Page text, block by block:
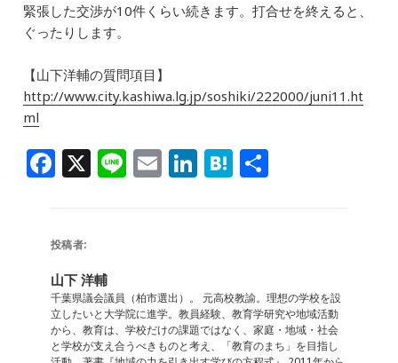
緊張した交渉が10件くらい続きます。打合せを終えると、
ぐったりします。
【山下洋輔の質問項目】
http://www.city.kashiwa.lg.jp/soshiki/222000/juni11.ht
ml
F
e
b
o
o
X Li E Li
n
H
投稿者:
山下 洋輔
千葉県議会議員（柏市選出）。 元高校教諭。理想の学校を設
立したいと大学院に進学。教員経験、教育学研究や地域活動
から、教育は、学校だけの課題ではなく、家庭・地域・社会
と学校が支え合うべきものと考え、「教育のまち」を目指し